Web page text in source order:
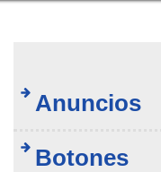
Anuncios
Botones